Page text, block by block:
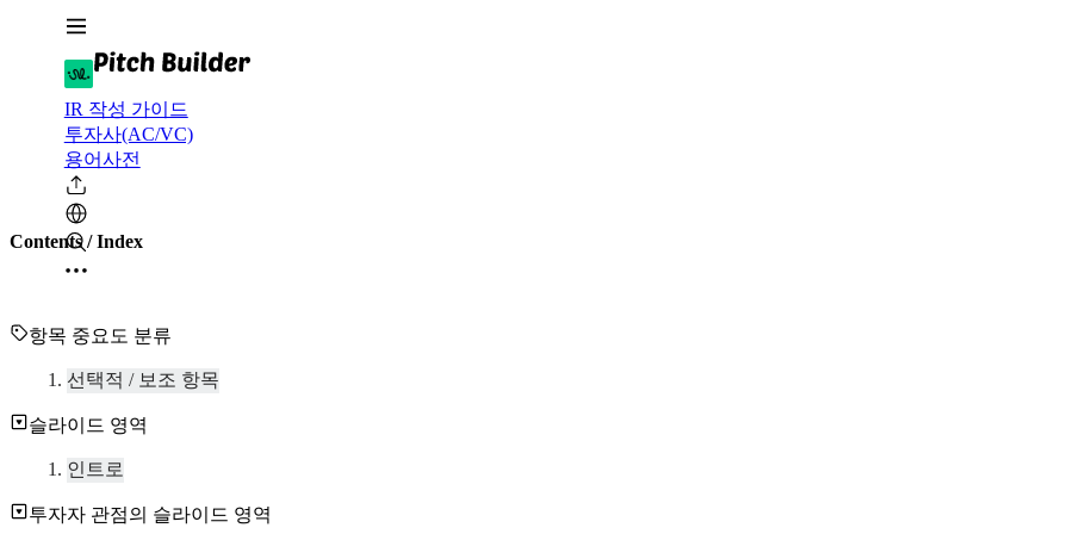
IR 작성 가이드
투자사(AC/VC)
용어사전
Contents / Index
항목 중요도 분류
선택적 / 보조 항목
슬라이드 영역
인트로
투자자 관점의 슬라이드 영역